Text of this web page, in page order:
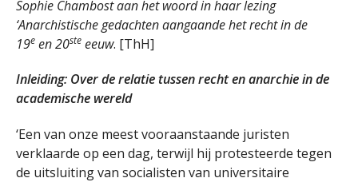
Sophie Chambost aan het woord in haar lezing
‘Anarchistische gedachten aangaande het recht in de
19e en 20ste eeuw. [ThH]
Inleiding: Over de relatie tussen recht en anarchie in de
academische wereld
‘Een van onze meest vooraanstaande juristen
verklaarde op een dag, terwijl hij protesteerde tegen
de uitsluiting van socialisten van universitaire